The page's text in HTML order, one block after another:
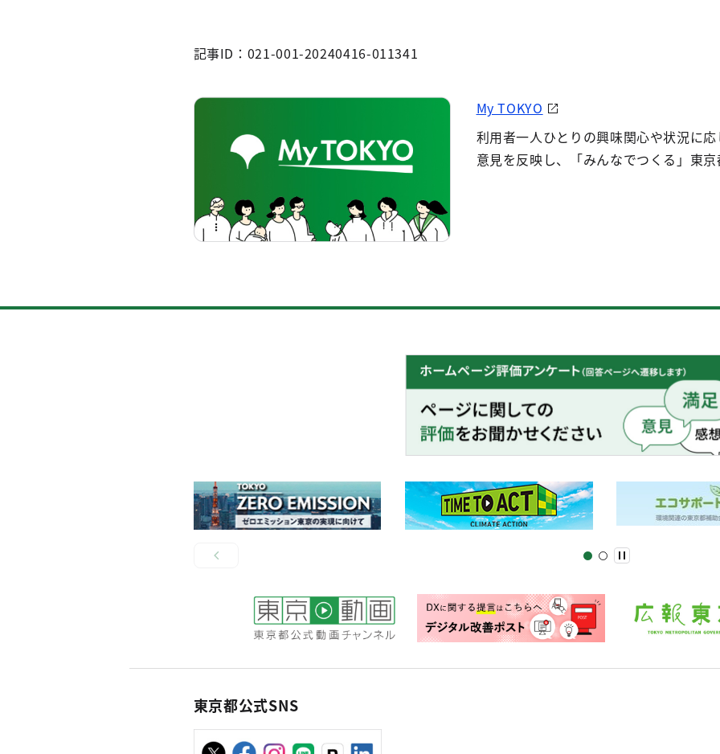
記事ID：021-001-20240416-011341
My TOKYO
利用者一人ひとりの興味関心や状況に
意見を反映し、「みんなでつくる」東
東京都公式SNS